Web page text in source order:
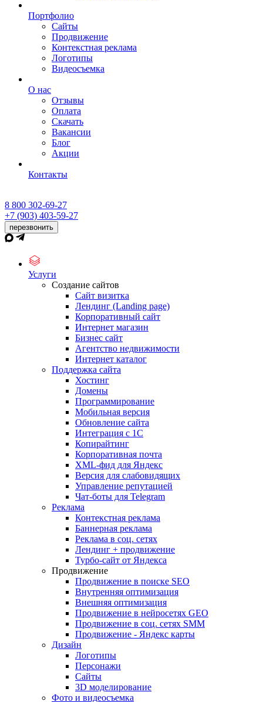
Портфолио
Сайты
Продвижение
Контекстная реклама
Логотипы
Видеосъемка
О нас
Отзывы
Оплата
Скачать
Вакансии
Блог
Акции
Контакты
8 800 302-69-27
+7 (903) 403-59-27
перезвонить
Услуги
Создание сайтов
Сайт визитка
Лендинг (Landing page)
Корпоративный сайт
Интернет магазин
Бизнес сайт
Агентство недвижимости
Интернет каталог
Поддержка сайта
Хостинг
Домены
Программирование
Мобильная версия
Обновление сайта
Интеграция с 1С
Копирайтинг
Корпоративная почта
XML-фид для Яндекс
Версия для слабовидящих
Управление репутацией
Чат-боты для Telegram
Реклама
Контекстная реклама
Баннерная реклама
Реклама в соц. сетях
Лендинг + продвижение
Турбо-сайт от Яндекса
Продвижение
Продвижение в поиске SEO
Внутренняя оптимизация
Внешняя оптимизация
Продвижение в нейросетях GEO
Продвижение в соц. сетях SMM
Продвижение - Яндекс карты
Дизайн
Логотипы
Персонажи
Сайты
3D моделирование
Фото и видеосъемка